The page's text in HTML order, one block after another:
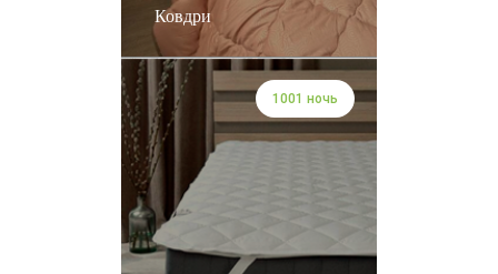
Ковдри
1001 ночь